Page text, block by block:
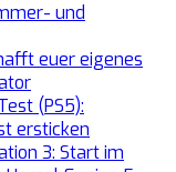
und
euer eigenes
(PS5):
ersticken
3: Start im